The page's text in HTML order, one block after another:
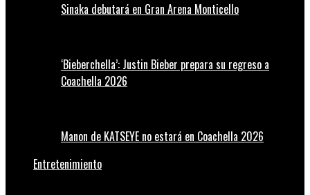
Sinaka debutará en Gran Arena Monticello
‘Bieberchella’: Justin Bieber prepara su regreso a
Coachella 2026
Manon de KATSEYE no estará en Coachella 2026
Entretenimiento